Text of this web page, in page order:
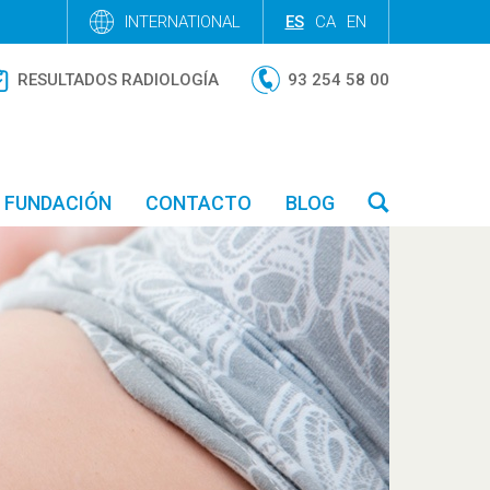
INTERNATIONAL ES CA EN
RESULTADOS RADIOLOGÍA 93 254 58 00
FUNDACIÓN CONTACTO BLOG